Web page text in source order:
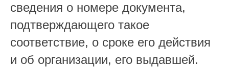
сведения о номере документа,
подтверждающего такое
соответствие, о сроке его действия
и об организации, его выдавшей.